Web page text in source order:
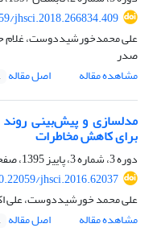
jhsci.2018.266834.409
علی محمدخورشیددوست، غلام
صدر
مشاهده مقاله
اصل مقاله
مدلسازی و پیش‌بینی
برای کاهش مخاطرات
دوره 3، شماره 3، پاییز 1395، صفحه
jhsci.2016.62037
علی محمد خورشیددوست، علی
مشاهده مقاله
اصل مقاله